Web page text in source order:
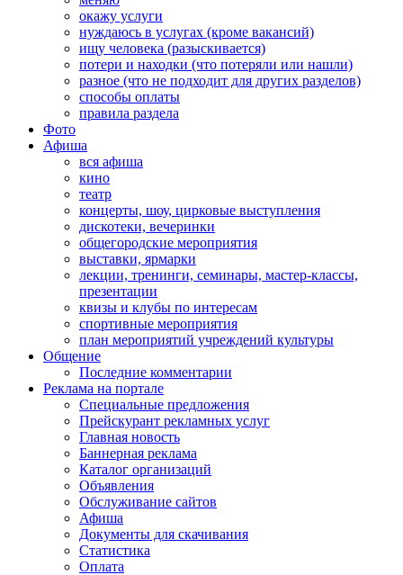
окажу услуги
нуждаюсь в услугах (кроме вакансий)
ищу человека (разыскивается)
потери и находки (что потеряли или нашли)
разное (что не подходит для других разделов)
способы оплаты
правила раздела
Фото
Афиша
вся афиша
кино
театр
концерты, шоу, цирковые выступления
дискотеки, вечеринки
общегородские мероприятия
выставки, ярмарки
лекции, тренинги, семинары, мастер-классы,
презентации
квизы и клубы по интересам
спортивные мероприятия
план мероприятий учреждений культуры
Общение
Последние комментарии
Реклама на портале
Специальные предложения
Прейскурант рекламных услуг
Главная новость
Баннерная реклама
Каталог организаций
Объявления
Обслуживание сайтов
Афиша
Документы для скачивания
Статистика
Оплата